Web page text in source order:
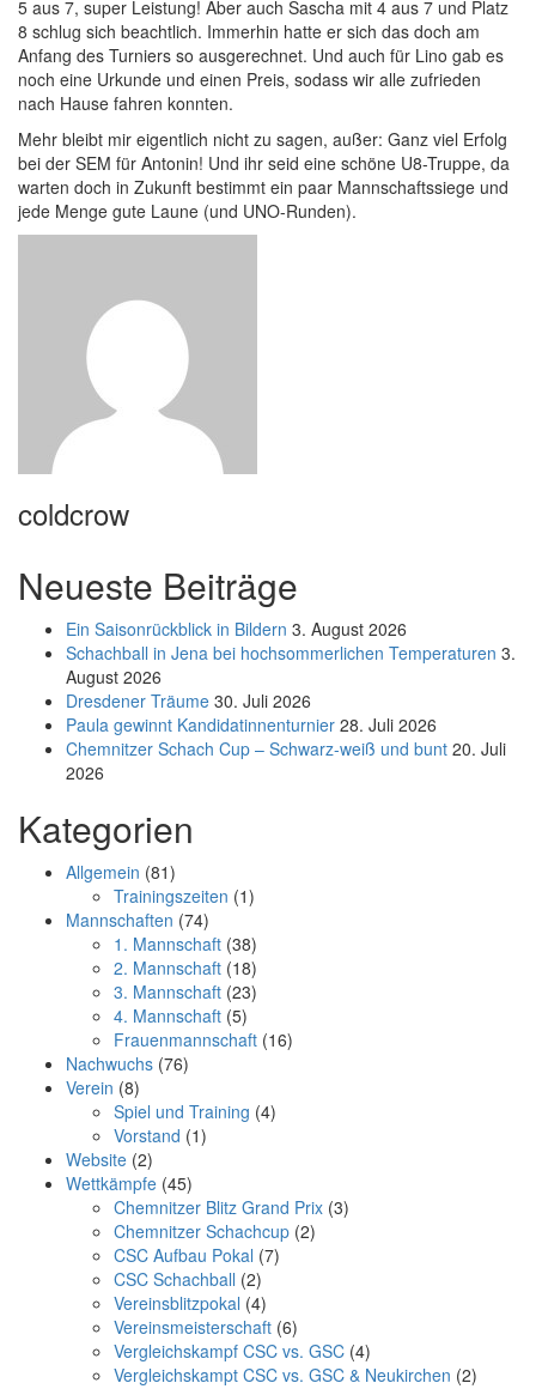
5 aus 7, super Leistung! Aber auch Sascha mit 4 aus 7 und Platz
8 schlug sich beachtlich. Immerhin hatte er sich das doch am
Anfang des Turniers so ausgerechnet. Und auch für Lino gab es
noch eine Urkunde und einen Preis, sodass wir alle zufrieden
nach Hause fahren konnten.
Mehr bleibt mir eigentlich nicht zu sagen, außer: Ganz viel Erfolg
bei der SEM für Antonin! Und ihr seid eine schöne U8-Truppe, da
warten doch in Zukunft bestimmt ein paar Mannschaftssiege und
jede Menge gute Laune (und UNO-Runden).
coldcrow
Neueste Beiträge
Ein Saisonrückblick in Bildern 3. August 2026
Schachball in Jena bei hochsommerlichen Temperaturen 3.
August 2026
Dresdener Träume 30. Juli 2026
Paula gewinnt Kandidatinnenturnier 28. Juli 2026
Chemnitzer Schach Cup – Schwarz-weiß und bunt 20. Juli
2026
Kategorien
Allgemein (81)
Trainingszeiten (1)
Mannschaften (74)
1. Mannschaft (38)
2. Mannschaft (18)
3. Mannschaft (23)
4. Mannschaft (5)
Frauenmannschaft (16)
Nachwuchs (76)
Verein (8)
Spiel und Training (4)
Vorstand (1)
Website (2)
Wettkämpfe (45)
Chemnitzer Blitz Grand Prix (3)
Chemnitzer Schachcup (2)
CSC Aufbau Pokal (7)
CSC Schachball (2)
Vereinsblitzpokal (4)
Vereinsmeisterschaft (6)
Vergleichskampf CSC vs. GSC (4)
Vergleichskampt CSC vs. GSC & Neukirchen (2)